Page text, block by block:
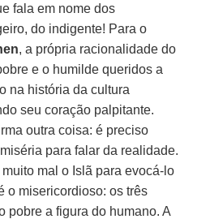
fala em nome dos
do indigente! Para o
, a própria racionalidade do
e o humilde queridos a
na história da cultura
seu coração palpitante.
outra coisa: é preciso
para falar da realidade.
mal o Islã para evocá-lo
o misericordioso: os três
pobre a figura do humano. A